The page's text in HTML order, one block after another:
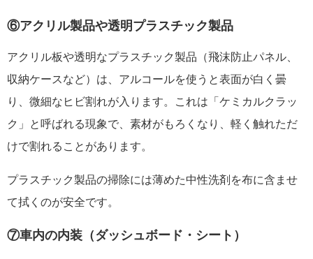
⑥アクリル製品や透明プラスチック製品
アクリル板や透明なプラスチック製品（飛沫防止パネル、
収納ケースなど）は、アルコールを使うと表面が白く曇
り、微細なヒビ割れが入ります。これは「ケミカルクラッ
ク」と呼ばれる現象で、素材がもろくなり、軽く触れただ
けで割れることがあります。
プラスチック製品の掃除には薄めた中性洗剤を布に含ませ
て拭くのが安全です。
⑦車内の内装（ダッシュボード・シート）